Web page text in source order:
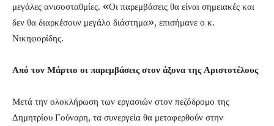
μεγάλες ανισοσταθμίες. «Οι παρεμβάσεις θα είναι σημειακές και
δεν θα διαρκέσουν μεγάλο διάστημα», επισήμανε ο κ.
Νικηφορίδης.
Από τον Μάρτιο οι παρεμβάσεις στον άξονα της Αριστοτέλους
Μετά την ολοκλήρωση των εργασιών στον πεζόδρομο της
Δημητρίου Γούναρη, τα συνεργεία θα μεταφερθούν στην